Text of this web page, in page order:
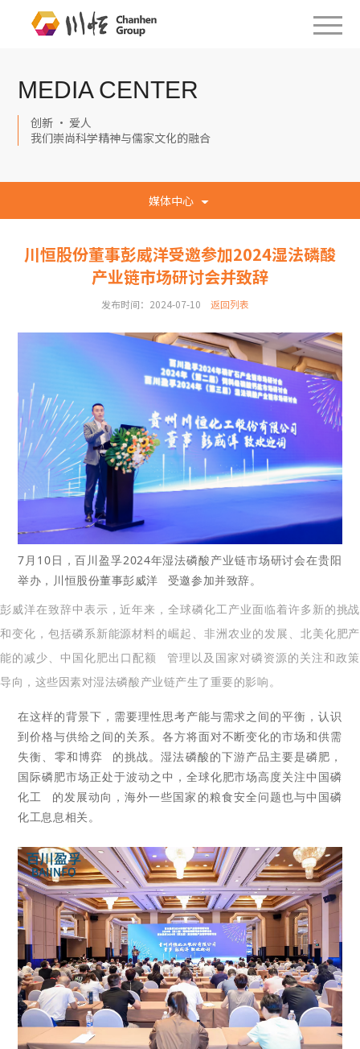
MEDIA CENTER
创新 · 爱人
我们崇尚科学精神与儒家文化的融合
媒体中心
川恒股份董事彭威洋受邀参加2024湿法磷酸
产业链市场研讨会并致辞
发布时间：2024-07-10 返回列表
7月10日，百川盈孚2024年湿法磷酸产业链市场研讨会在贵阳
举办，川恒股份董事彭威洋
受邀参加并致辞。
彭威洋在致辞中表示，近年来，全球磷化工产业面临着许多新的挑战
和变化，包括磷系新能源材料的崛起、非洲农业的发展、北美化肥产
能的减少、中国化肥出口配额
管理以及国家对磷资源的关注和政策
导向，这些因素对湿法磷酸产业链产生了重要的影响。
在这样的背景下，需要理性思考产能与需求之间的平衡，认识
到价格与供给之间的关系。各方将面对不断变化的市场和供需
失衡、 零和博弈
的挑战。湿法磷酸的下游产品主要是磷肥，
国际磷肥市场正处于波动之中，全球化肥市场高度关注中国磷
化工
的发展动向，海外一些国家的粮食安全问题也与中国磷
化工息息相关。